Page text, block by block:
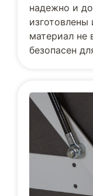
надежно и
материал не
безопасен